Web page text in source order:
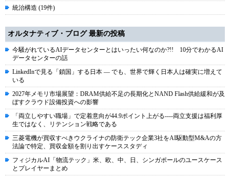
統治構造 (19件)
オルタナティブ・ブログ 最新の投稿
今騒がれているAIデータセンターとはいったい何なのか?!! 10分でわかるAI
データセンターの話
LinkedInで見る「鎖国」する日本 ― でも、世界で輝く日本人は確実に増えて
いる
2027年メモリ市場展望：DRAM供給不足の長期化とNAND Flash供給緩和が及
ぼすクラウド設備投資への影響
「両立しやすい職場」で定着意向が44.9ポイント上がる----両立支援は福利厚
生ではなく、リテンション戦略である
三菱電機が買収すべきウクライナの防衛テック企業3社をAI駆動型M&Aの方
法論で特定、買収金額を割り出すケーススタディ
フィジカルAI「物流テック」米、欧、中、日、シンガポールのユースケース
とプレイヤーまとめ